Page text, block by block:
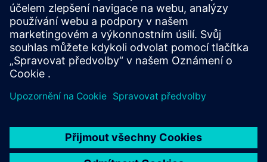
komplexní ověřování a optimalizaci integrovaných obvodů
napříč všemi uzly procesů a styly návrhu a zároveň
minimalizuje využití zdrojů a plány páskování.
Učte se od odborníků